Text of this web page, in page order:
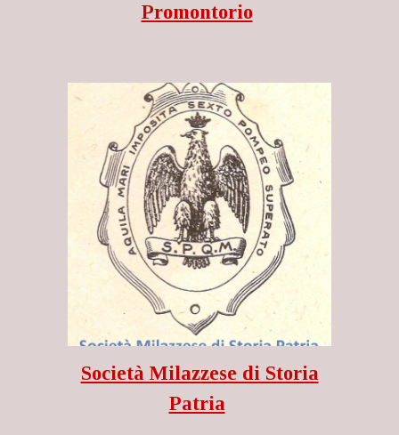
Promontorio
Società Milazzese di Storia
Patria